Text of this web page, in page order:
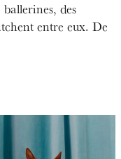
des
entre eux. De